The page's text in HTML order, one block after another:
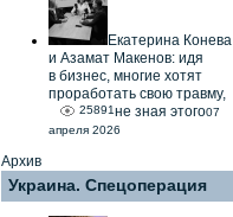
Екатерина Конева
и Азамат Макенов: идя
в бизнес, многие хотят
проработать свою травму,
не зная этого
25891
07
апреля 2026
Архив
Украина. Спецоперация